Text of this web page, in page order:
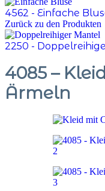
4562 - Einfache
Zurück zu den Produkten
2250 -
4085 –
Ärmeln